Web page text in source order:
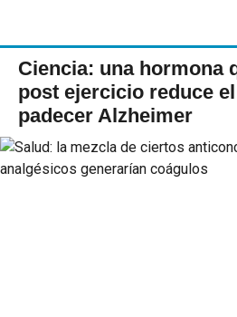
Ciencia: una hormona
post ejercicio reduce
padecer Alzheimer